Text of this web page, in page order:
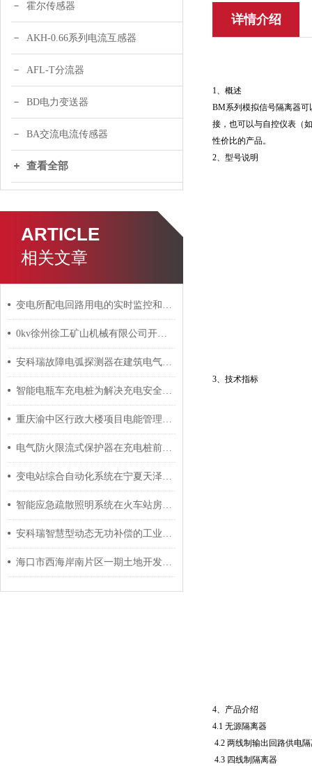
霍尔传感器
AKH-0.66系列电流互感器
AFL-T分流器
BD电力变送器
BA交流电流传感器
查看全部
ARTICLE
相关文章
变电所配电回路用电的实时监控和电能管理
0kv徐州徐工矿山机械有限公司开闭所工程电力监控系统的设计与应用
安科瑞故障电弧探测器在建筑电气的设计与应用 安科瑞 许敏
智能电瓶车充电桩为解决充电安全隐患提供解决方案
重庆渝中区行政大楼项目电能管理系统的设计与应用
电气防火限流式保护器在充电桩前端的应用 安科瑞 许敏
变电站综合自动化系统在宁夏天泽新材料科技有限公司的应用
智能应急疏散照明系统在火车站房设计中的选型应用2
安科瑞智慧型动态无功补偿的工业应用介绍 安科瑞 许敏
海口市西海岸南片区一期土地开发安置房电气火灾监控系统项目中的应用
详情介绍
1、概述
BM系列模拟信号隔离器
接，也可以与自控仪表（
性价比的产品。
2、型号说明
3、技术指标
4、产品介绍
4.1 无源隔离器
4.2 两线制输出回路供电
4.3 四线制隔离器